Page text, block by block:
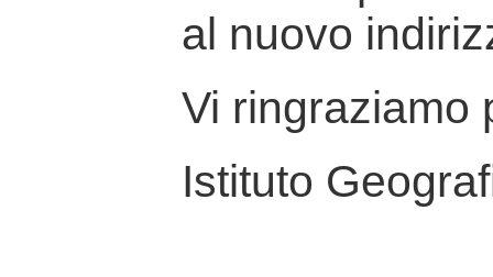
al nuovo
Vi ringraziamo
Istituto